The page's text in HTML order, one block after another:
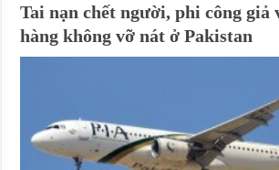
Tai nạn chết người, phi công giả
hàng không vỡ nát ở Pakistan